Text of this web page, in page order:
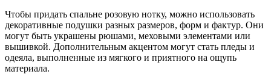
Чтобы придать спальне розовую нотку, можно использовать
декоративные подушки разных размеров, форм и фактур. Они
могут быть украшены рюшами, меховыми элементами или
вышивкой. Дополнительным акцентом могут стать пледы и
одеяла, выполненные из мягкого и приятного на ощупь
материала.